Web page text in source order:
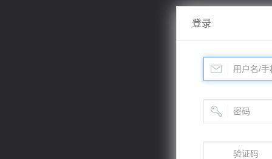
登录